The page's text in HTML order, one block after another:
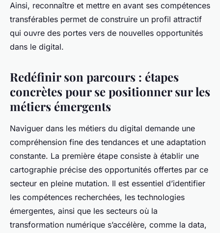
Ainsi, reconnaître et mettre en avant ses compétences
transférables permet de construire un profil attractif
qui ouvre des portes vers de nouvelles opportunités
dans le digital.
Redéfinir son parcours : étapes
concrètes pour se positionner sur les
métiers émergents
Naviguer dans les métiers du digital demande une
compréhension fine des tendances et une adaptation
constante. La première étape consiste à établir une
cartographie précise des opportunités offertes par ce
secteur en pleine mutation. Il est essentiel d’identifier
les compétences recherchées, les technologies
émergentes, ainsi que les secteurs où la
transformation numérique s’accélère, comme la data,